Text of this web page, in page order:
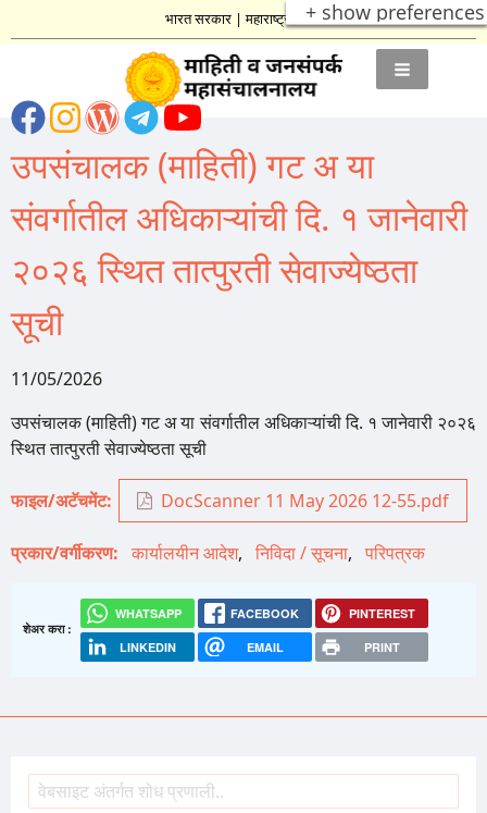
+ show preferences
भारत सरकार|महाराष्ट्र शासन
उपसंचालक (माहिती) गट अ या
संवर्गातील अधिकाऱ्यांची दि. १ जानेवारी
२०२६ स्थित तात्पुरती सेवाज्येष्ठता
सूची
11/05/2026
उपसंचालक (माहिती) गट अ या संवर्गातील अधिकाऱ्यांची दि. १ जानेवारी २०२६
स्थित तात्पुरती सेवाज्येष्ठता सूची
फाइल/अटॅचमेंट DocScanner 11 May 2026 12-55.pdf
प्रकार/वर्गीकरण कार्यालयीन आदेश निविदा / सूचना परिपत्रक
शेअर करा :
WHATSAPP FACEBOOK PINTEREST
LINKEDIN EMAIL PRINT
शोध
Search